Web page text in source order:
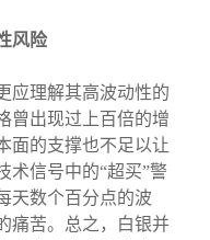
风险
应理解其高波动性的
曾出现过上百倍的增
面的支撑也不足以让
术信号中的“超买”警
天数个百分点的波
痛苦。总之，白银并